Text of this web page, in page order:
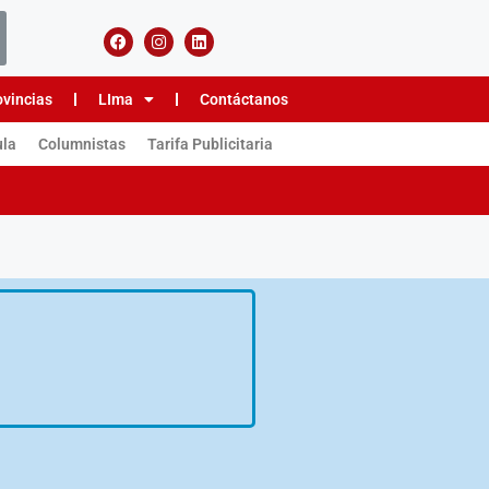
LIma Contáctanos
Columnistas Tarifa Publicitaria